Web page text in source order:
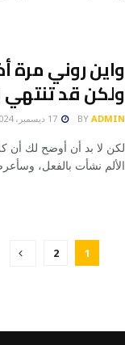
واين روني مرة
ولكن قد
BY ADMIN
لكن لا بد أن أوضح لك أن
الألم نشأت بالفعل،
1
2